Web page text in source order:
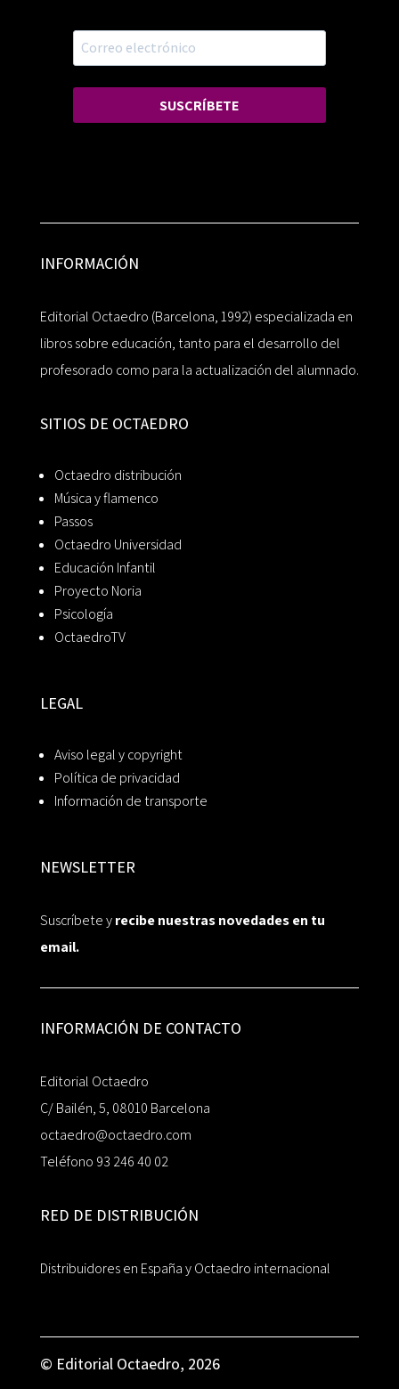
SUSCRÍBETE
INFORMACIÓN
Editorial Octaedro (Barcelona, 1992) especializada en
libros sobre educación, tanto para el desarrollo del
profesorado como para la actualización del alumnado.
SITIOS DE OCTAEDRO
Octaedro distribución
Música y flamenco
Passos
Octaedro Universidad
Educación Infantil
Proyecto Noria
Psicología
OctaedroTV
LEGAL
Aviso legal y copyright
Política de privacidad
Información de transporte
NEWSLETTER
Suscríbete yrecibe nuestras novedades en tu
email.
INFORMACIÓN DE CONTACTO
Editorial Octaedro
C/ Bailén, 5, 08010 Barcelona
octaedro@octaedro.com
Teléfono 93 246 40 02
RED DE DISTRIBUCIÓN
Distribuidores en España y Octaedro internacional
© Editorial Octaedro, 2026